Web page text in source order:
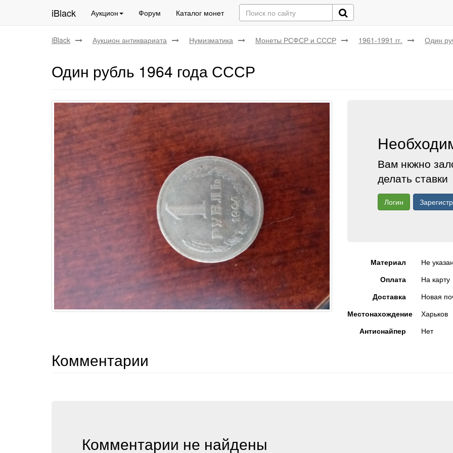
iBlack Аукцион Форум Каталог монет
iBlack Аукцион антиквариата Нумизматика Монеты РСФСР и СССР 1961-1991 гг. Один
Один рубль 1964 года СССР
Вам нкжно
делать ставки
Логин
Материал
Не указан
Оплата
На карту
Доставка
Новая
Местонахождение
Харьков
Антиснайпер
Нет
Комментарии
Комментарии не найдены